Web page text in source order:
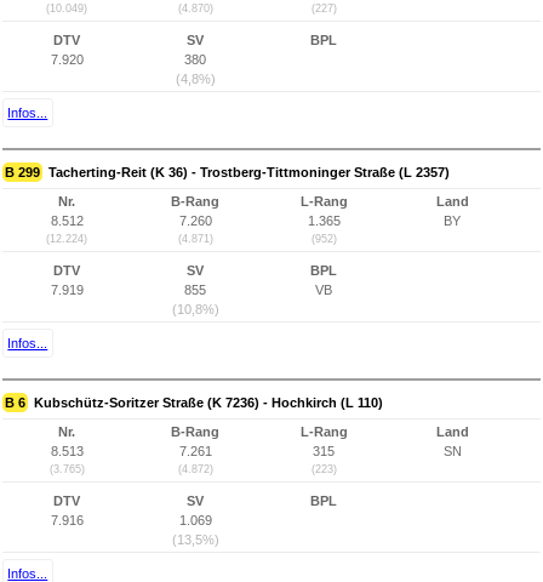
(10.049) (4.870) (227)
DTV
7.920
SV
380
(4,8%)
BPL
Infos...
B 299 Tacherting-Reit (K 36) - Trostberg-Tittmoninger Straße (L 2357)
Nr.
8.512
(12.224)
B-Rang
7.260
(4.871)
L-Rang
1.365
(952)
Land
BY
DTV
7.919
SV
855
(10,8%)
BPL
VB
Infos...
B 6 Kubschütz-Soritzer Straße (K 7236) - Hochkirch (L 110)
Nr.
8.513
(3.765)
B-Rang
7.261
(4.872)
L-Rang
315
(223)
Land
SN
DTV
7.916
SV
1.069
(13,5%)
BPL
Infos...